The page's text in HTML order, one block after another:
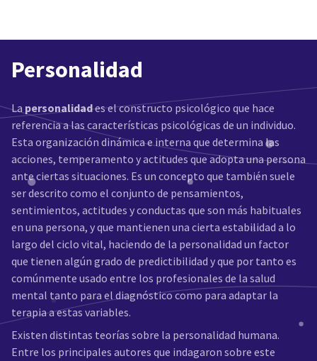
Personalidad
La personalidades el constructo psicológico que hace
referencia a las características psicológicas de un individuo.
Esta organización dinámica e interna que determina las
acciones, temperamento y actitudes que adopta una persona
ante ciertas situaciones. Es un concepto que también suele
ser descrito como el conjunto de pensamientos,
sentimientos, actitudes y conductas que son más habituales
en una persona, y que mantienen una cierta estabilidad a lo
largo del ciclo vital, haciendo de la personalidad un factor
que tienen algún grado de predictibilidad y que por tanto es
comúnmente usado entre los profesionales de la salud
mental tanto para el diagnóstico como para adaptar la
terapia a estas variables.
Existen distintas teorías sobre la personalidad humana.
Entre los principales autores que indagaron sobre este